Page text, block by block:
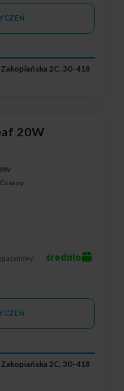
2C, 30-418
20W
Czarny
średnio
2C, 30-418